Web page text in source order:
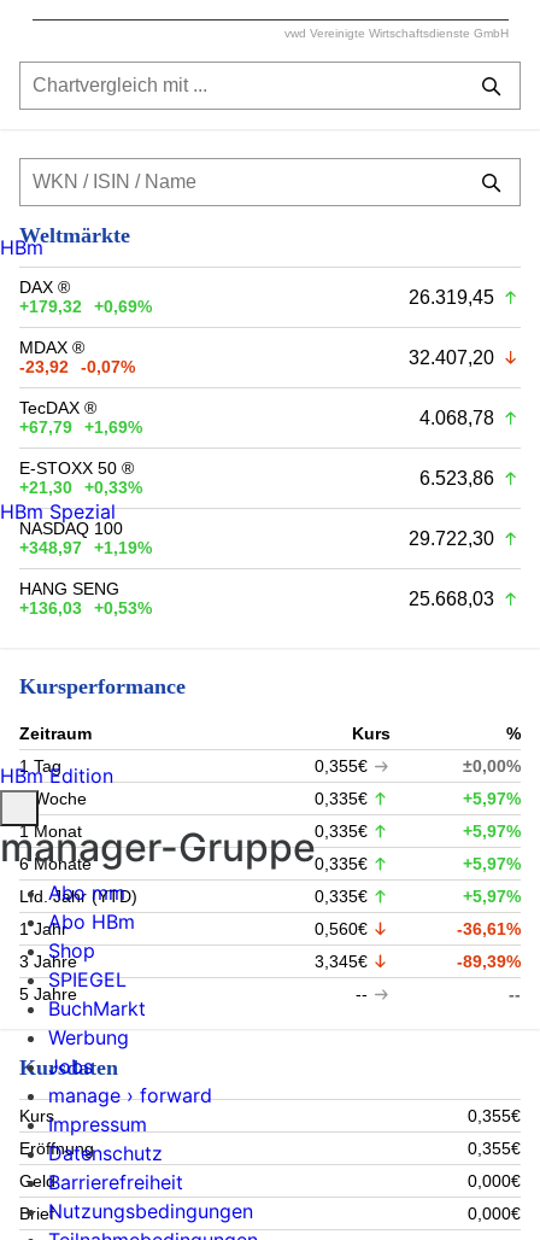
vwd Vereinigte Wirtschaftsdienste GmbH
Weltmärkte
DAX ®
+179,32
+0,69% 26.319,45
MDAX ®
-23,92
-0,07% 32.407,20
TecDAX ®
+67,79
+1,69% 4.068,78
E-STOXX 50 ®
+21,30
+0,33% 6.523,86
NASDAQ 100
+348,97
+1,19% 29.722,30
HANG SENG
+136,03
+0,53% 25.668,03
Kursperformance
Zeitraum Kurs
%
1 Tag
0,355€
±0,00%
1 Woche
0,335€
+5,97%
1 Monat
0,335€
+5,97%
6 Monate
0,335€
+5,97%
Lfd. Jahr (YTD)
0,335€
+5,97%
1 Jahr
0,560€
-36,61%
3 Jahre
3,345€
-89,39%
5 Jahre
-- --
Kursdaten
Kurs
0,355€
Eröffnung
0,355€
Geld
0,000€
Brief
0,000€
HBm
HBm Spezial
HBm Edition
manager-Gruppe
Abo mm
Abo HBm
Shop
SPIEGEL
BuchMarkt
Werbung
Jobs
manage › forward
Impressum
Datenschutz
Barrierefreiheit
Nutzungsbedingungen